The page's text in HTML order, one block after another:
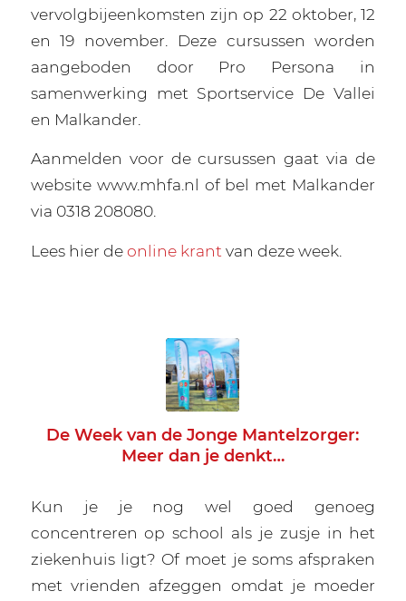
vervolgbijeenkomsten zijn op 22 oktober, 12
en 19 november. Deze cursussen worden
aangeboden door Pro Persona in
samenwerking met Sportservice De Vallei
en Malkander.
Aanmelden voor de cursussen gaat via de
website www.mhfa.nl of bel met Malkander
via 0318 208080.
Lees hier deonline krant van deze week.
De Week van de Jonge Mantelzorger:
Meer dan je denkt…
Kun je je nog wel goed genoeg
concentreren op school als je zusje in het
ziekenhuis ligt? Of moet je soms afspraken
met vrienden afzeggen omdat je moeder